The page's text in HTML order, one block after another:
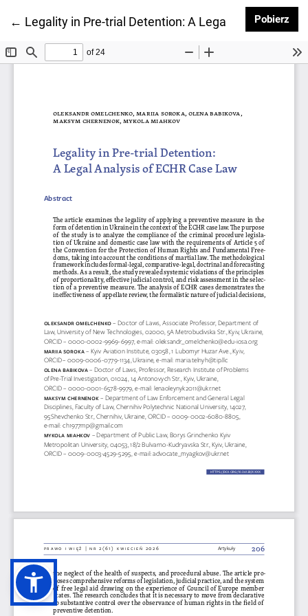
← Wróć do szczegółów artykułu
Legality in Pre-trial Detention: A Legal Analysis of
Pobierz